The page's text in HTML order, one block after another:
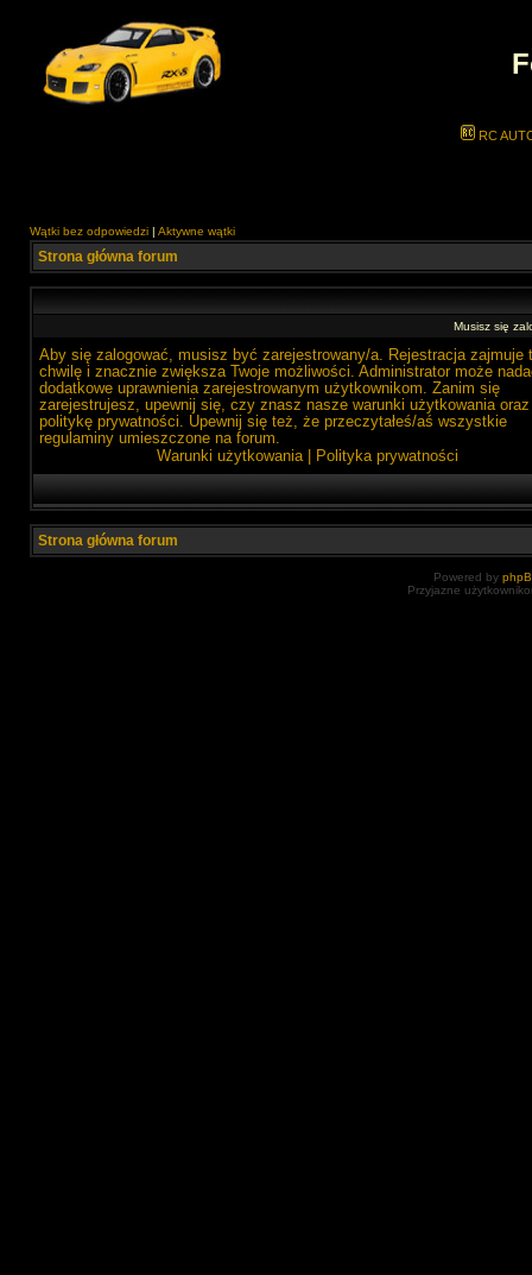
RC
Wątki bez odpowiedzi | Aktywne wątki
Strona główna forum
Musisz się
Aby się zalogować, musisz być zarejestrowany/a. Rejestracja zajmuje
chwilę i znacznie zwiększa Twoje możliwości. Administrator może
dodatkowe uprawnienia zarejestrowanym użytkownikom. Zanim się
zarejestrujesz, upewnij się, czy znasz nasze warunki użytkowania oraz
politykę prywatności. Upewnij się też, że przeczytałeś/aś wszystkie
regulaminy umieszczone na forum.
Warunki użytkowania| Polityka prywatności
Strona główna forum
Powered by
Przyjazne